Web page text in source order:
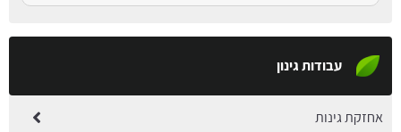
עבודות גינון
אחזקת גינות